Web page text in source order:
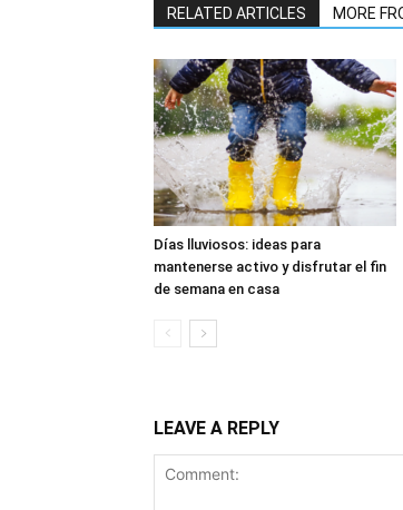
RELATED ARTICLES MORE
Días lluviosos: ideas para
mantenerse activo y disfrutar el fin
de semana en casa
LEAVE A REPLY